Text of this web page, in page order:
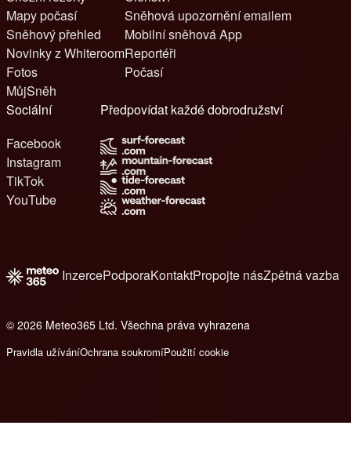
Mapy počasí
Sněhový přehled
Novinky z Whiteroom
Fotos
MůjSněh
Sněhová upozornění emailem
Mobilní sněhová App
Reportéři
Počasí
Sociální
Facebook
Instagram
TikTok
YouTube
Předpovídat každé dobrodružství
InzercePodporaKontaktPropojte násZpětná vazba
© 2026 Meteo365 Ltd. Všechna práva vyhrazena
Pravidla užíváníOchrana soukromíPoužití cookie